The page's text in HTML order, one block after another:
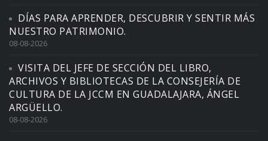
DÍAS PARA APRENDER, DESCUBRIR Y SENTIR MÁS
NUESTRO PATRIMONIO.
08-08-2026
VISITA DEL JEFE DE SECCIÓN DEL LIBRO,
ARCHIVOS Y BIBLIOTECAS DE LA CONSEJERÍA DE
CULTURA DE LA JCCM EN GUADALAJARA, ÁNGEL
ARGÜELLO.
08-08-2026